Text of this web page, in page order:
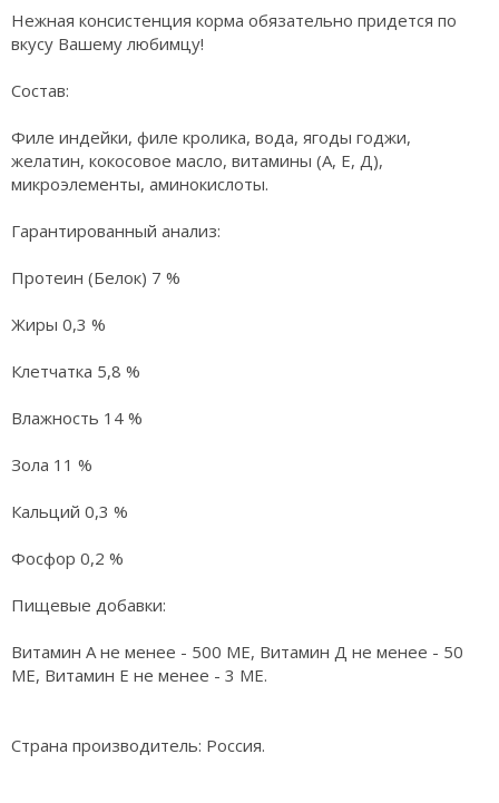
Нежная консистенция корма обязательно придется по
вкусу Вашему любимцу!
Состав:
Филе индейки, филе кролика, вода, ягоды годжи,
желатин, кокосовое масло, витамины (А, Е, Д),
микроэлементы, аминокислоты.
Гарантированный анализ:
Протеин (Белок) 7 %
Жиры 0,3 %
Клетчатка 5,8 %
Влажность 14 %
Зола 11 %
Кальций 0,3 %
Фосфор 0,2 %
Пищевые добавки:
Витамин А не менее - 500 МЕ, Витамин Д не менее - 50
МЕ, Витамин Е не менее - 3 МЕ.
Страна производитель: Россия.